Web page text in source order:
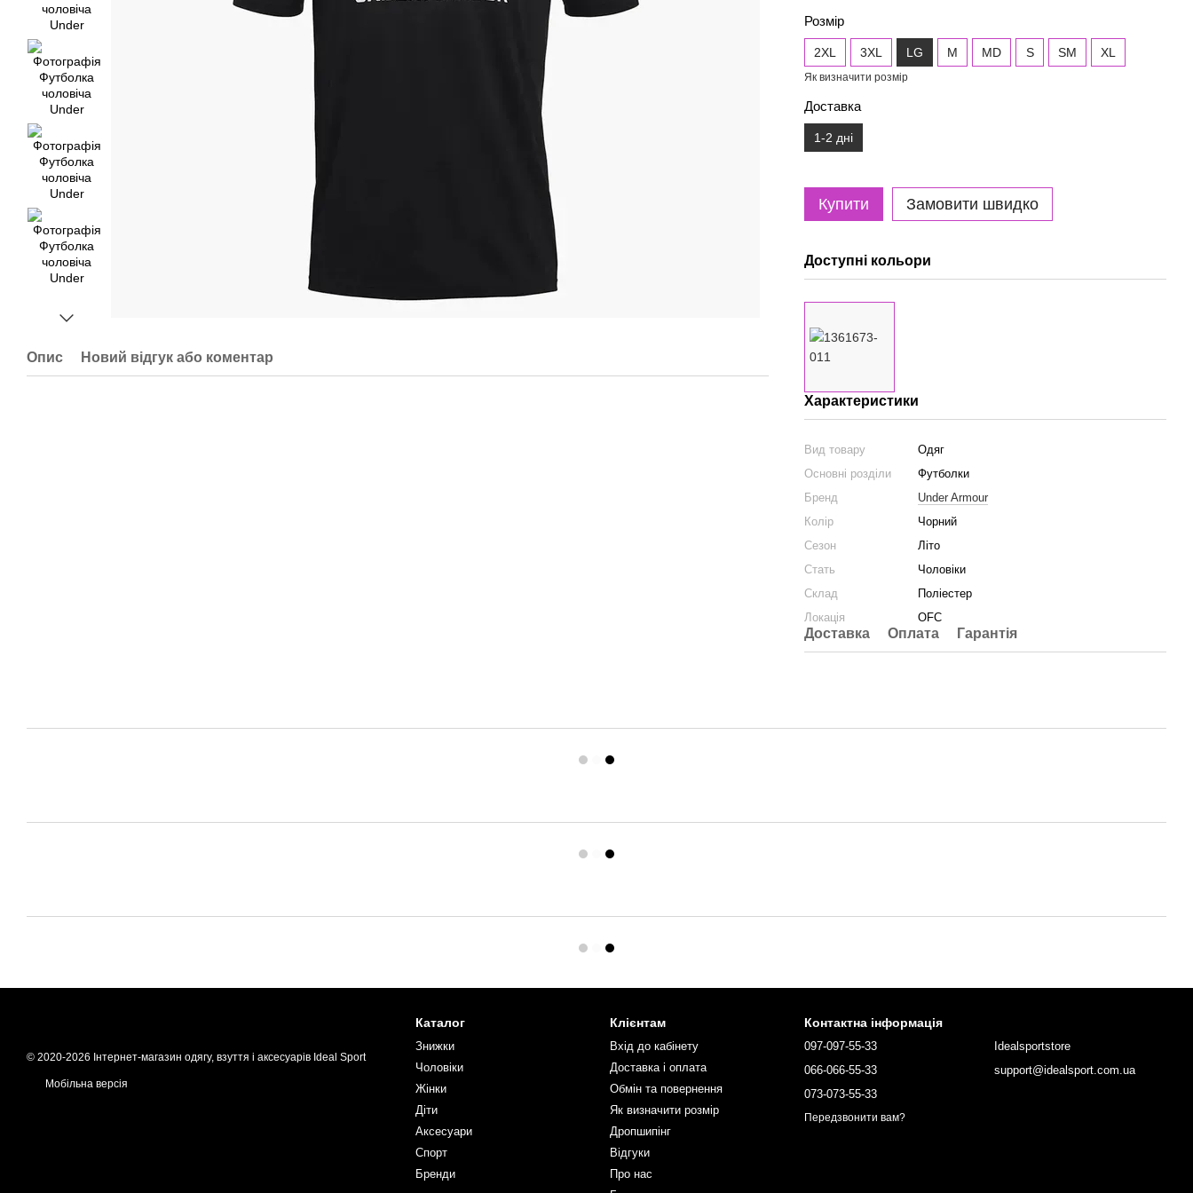
Опис Новий відгук або коментар
Розмір
2XL 3XL LG M MD S SM XL
Як визначити розмір
Доставка
1-2 дні
Купити Замовити швидко
Доступні кольори
Характеристики
Вид товару
Одяг
Основні розділи
Футболки
Бренд
Under Armour
Колір
Чорний
Сезон
Літо
Стать
Чоловіки
Склад
Поліестер
Локація
OFC
Доставка Оплата Гарантія
© 2020-2026 Інтернет-магазин одягу, взуття і аксесуарів Ideal Sport
Мобільна версія
Каталог
Знижки
Чоловіки
Жінки
Діти
Аксесуари
Спорт
Бренди
Клієнтам
Вхід до кабінету
Доставка і оплата
Обмін та повернення
Як визначити розмір
Дропшипінг
Відгуки
Про нас
Контактна інформація
097-097-55-33
066-066-55-33
073-073-55-33
Передзвонити вам?
Idealsportstore
support@idealsport.com.ua